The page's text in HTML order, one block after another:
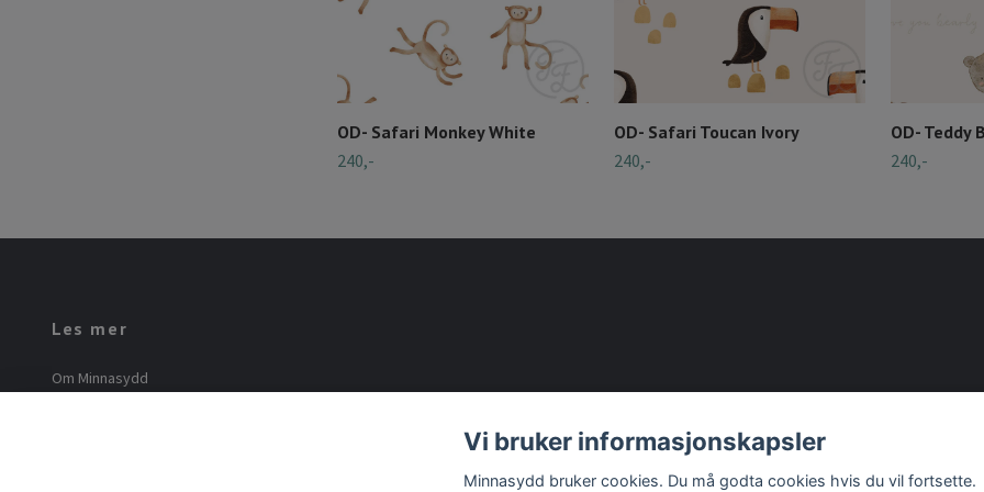
OD- Safari Monkey White
240,-
OD- Safari Toucan Ivory
240,-
OD- Teddy
240,-
Les mer
Om Minnasydd
Vi bruker informasjonskapsler
Minnasydd bruker cookies. Du må godta cookies hvis du vil fortsette.